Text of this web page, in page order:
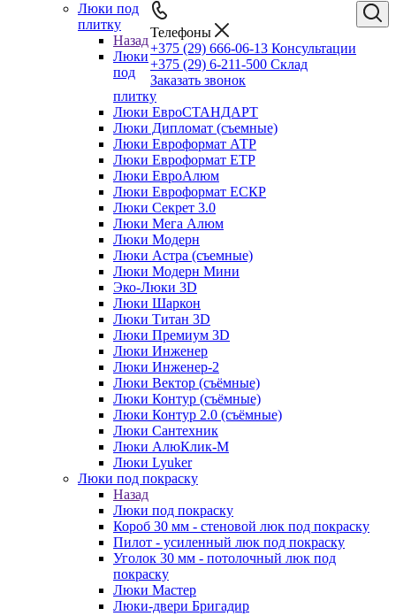
Телефоны
+375 (29) 666-06-13 Консультации
+375 (29) 6-211-500 Склад
Заказать звонок
Люки под
плитку
Назад
Люки
под
плитку
Люки ЕвроСТАНДАРТ
Люки Дипломат (съемные)
Люки Евроформат АТР
Люки Евроформат ЕТР
Люки ЕвроАлюм
Люки Евроформат ЕСКР
Люки Секрет 3.0
Люки Мега Алюм
Люки Модерн
Люки Астра (съемные)
Люки Модерн Мини
Эко-Люки 3D
Люки Шаркон
Люки Титан 3D
Люки Премиум 3D
Люки Инженер
Люки Инженер-2
Люки Вектор (съёмные)
Люки Контур (съёмные)
Люки Контур 2.0 (съёмные)
Люки Сантехник
Люки АлюКлик-М
Люки Lyuker
Люки под покраску
Назад
Люки под покраску
Короб 30 мм - стеновой люк под покраску
Пилот - усиленный люк под покраску
Уголок 30 мм - потолочный люк под
покраску
Люки Мастер
Люки-двери Бригадир